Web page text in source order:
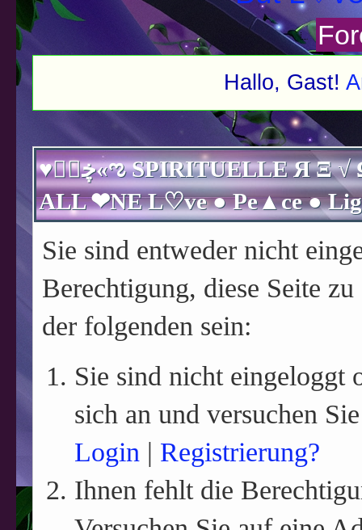
Hallo, Gast!
♥ڿڰۣ«ಌ SPIRITUELLE Я Ξ √ Ω L U T ↑ ☼ N - Forum - WE ARE
Sie sind entweder nicht
Berechtigung, diese Seite
der folgenden sein:
Sie sind nicht eingeloggt
sich an und versuchen
Login | Registrierung?
Ihnen fehlt die